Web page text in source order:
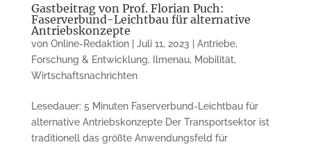
Gastbeitrag von Prof. Florian Puch:
Faserverbund-Leichtbau für alternative
Antriebskonzepte
von Online-Redaktion| Juli 11, 2023 | Antriebe,
Forschung & Entwicklung, Ilmenau, Mobilität,
Wirtschaftsnachrichten
Lesedauer: 5 Minuten Faserverbund-Leichtbau für
alternative Antriebs­konzepte Der Transportsektor ist
traditionell das größte Anwendungsfeld für